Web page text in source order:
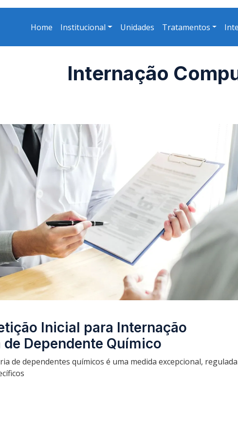
Home Institucional Unidades Tratamentos
Internação
Inicial para Internação
Dependente Químico
de dependentes químicos é uma medida excepcional,